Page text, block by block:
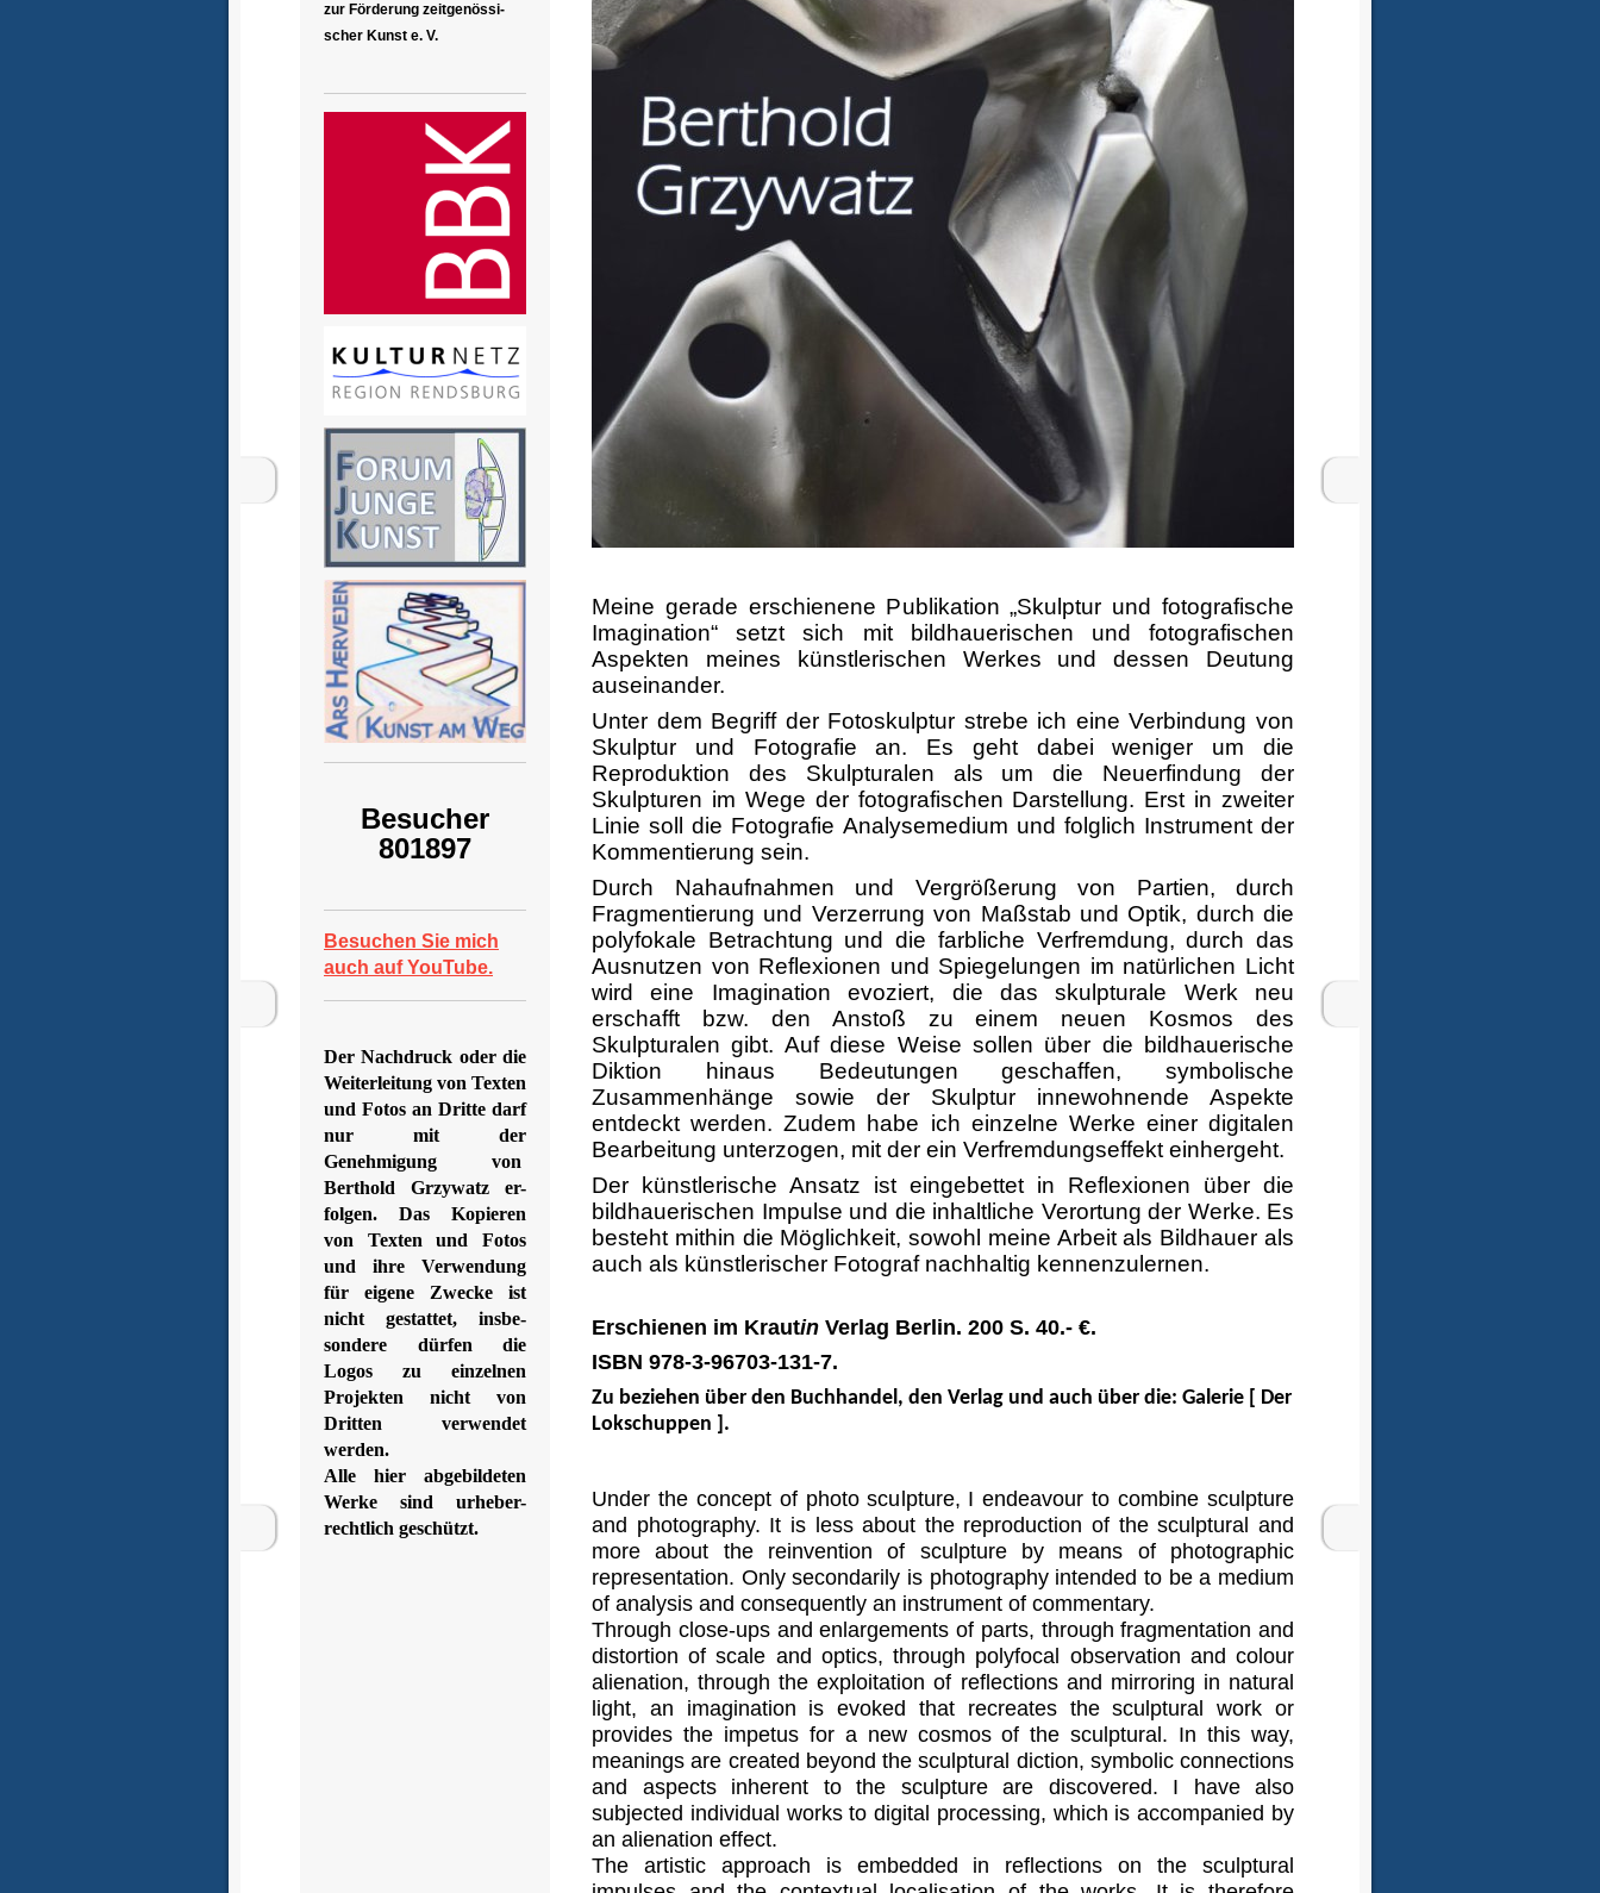
zur Förderung zeitgenössi-
scher Kunst e. V.
Besucher
801897
Besuchen Sie mich
auch auf YouTube.
Der Nachdruck oder die
Weiterleitung von Texten
und Fotos an Dritte darf
nur mit der
Genehmigung von
Berthold Grzywatz er-
folgen. Das Kopieren
von Texten und Fotos
und ihre Verwendung
für eigene Zwecke ist
nicht gestattet, insbe-
sondere dürfen die
Logos zu einzelnen
Projekten nicht von
Dritten verwendet
werden.
Alle hier abgebildeten
Werke sind urheber-
rechtlich geschützt.
Meine gerade erschienene Publikation „Skulptur und fotografische
Imagination“ setzt sich mit bildhauerischen und fotografischen
Aspekten meines künstlerischen Werkes und dessen Deutung
auseinander.
Unter dem Begriff der Fotoskulptur strebe ich eine Verbindung von
Skulptur und Fotografie an. Es geht dabei weniger um die
Reproduktion des Skulpturalen als um die Neuerfindung der
Skulpturen im Wege der fotografischen Darstellung. Erst in zweiter
Linie soll die Fotografie Analysemedium und folglich Instrument der
Kommentierung sein.
Durch Nahaufnahmen und Vergrößerung von Partien, durch
Fragmentierung und Verzerrung von Maßstab und Optik, durch die
polyfokale Betrachtung und die farbliche Verfremdung, durch das
Ausnutzen von Reflexionen und Spiegelungen im natürlichen Licht
wird eine Imagination evoziert, die das skulpturale Werk neu
erschafft bzw. den Anstoß zu einem neuen Kosmos des
Skulpturalen gibt. Auf diese Weise sollen über die bildhauerische
Diktion hinaus Bedeutungen geschaffen, symbolische
Zusammenhänge sowie der Skulptur innewohnende Aspekte
entdeckt werden. Zudem habe ich einzelne Werke einer digitalen
Bearbeitung unterzogen, mit der ein Verfremdungseffekt einhergeht.
Der künstlerische Ansatz ist eingebettet in Reflexionen über die
bildhauerischen Impulse und die inhaltliche Verortung der Werke. Es
besteht mithin die Möglichkeit, sowohl meine Arbeit als Bildhauer als
auch als künstlerischer Fotograf nachhaltig kennenzulernen.
Erschienen im Krautin Verlag Berlin. 200 S. 40.- €.
ISBN 978-3-96703-131-7.
Zu beziehen über den Buchhandel, den Verlag und auch über die: Galerie [ Der
Lokschuppen ].
Under the concept of photo sculpture, I endeavour to combine sculpture
and photography. It is less about the reproduction of the sculptural and
more about the reinvention of sculpture by means of photographic
representation. Only secondarily is photography intended to be a medium
of analysis and consequently an instrument of commentary.
Through close-ups and enlargements of parts, through fragmentation and
distortion of scale and optics, through polyfocal observation and colour
alienation, through the exploitation of reflections and mirroring in natural
light, an imagination is evoked that recreates the sculptural work or
provides the impetus for a new cosmos of the sculptural. In this way,
meanings are created beyond the sculptural diction, symbolic connections
and aspects inherent to the sculpture are discovered. I have also
subjected individual works to digital processing, which is accompanied by
an alienation effect.
The artistic approach is embedded in reflections on the sculptural